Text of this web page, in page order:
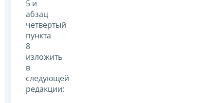
5 и
абзац
четвертый
пункта
8
изложить
в
следующей
редакции: